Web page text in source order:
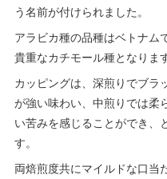
う名前が付けられました。
アラビカ種の品種はベトナム
貴重なカチモール種となります
カッピングは、深煎りでブラ
が強い味わい、中煎りでは柔
い苦みを感じることができ、
す。
両焙煎度共にマイルドな口当